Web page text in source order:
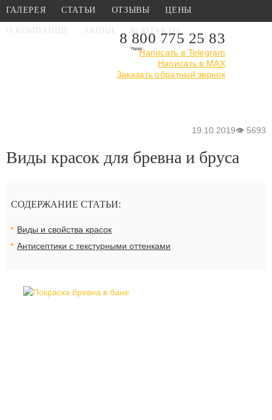
ГАЛЕРЕЯ СТАТЬИ ОТЗЫВЫ ЦЕНЫ
О КОМПАНИИ АКЦИИ КОНТАКТЫ
8 800 775 25 83
Написать в Telegram
Написать в MAX
Заказать обратный звонок
Виды красок для бревна и бруса
19.10.2019👁 5693
Виды красок для бревна и бруса
СОДЕРЖАНИЕ СТАТЬИ:
Виды и свойства красок
Антисептики с текстурными оттенками